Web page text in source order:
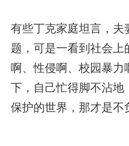
有些丁克家庭坦言，夫
题，可是一看到社会
啊、性侵啊、校园暴力
下，自己忙得脚不沾地
保护的世界，那才是不